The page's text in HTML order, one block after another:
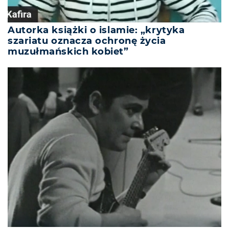
Autorka książki o islamie: „krytyka
szariatu oznacza ochronę życia
muzułmańskich kobiet”